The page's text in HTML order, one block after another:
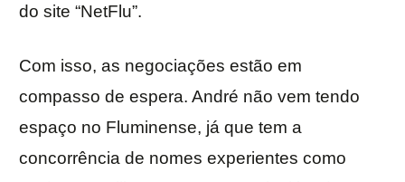
do site “NetFlu”.
Com isso, as negociações estão em
compasso de espera. André não vem tendo
espaço no Fluminense, já que tem a
concorrência de nomes experientes como